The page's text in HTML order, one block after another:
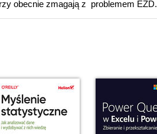
obecnie zmagają z problemem EZD.